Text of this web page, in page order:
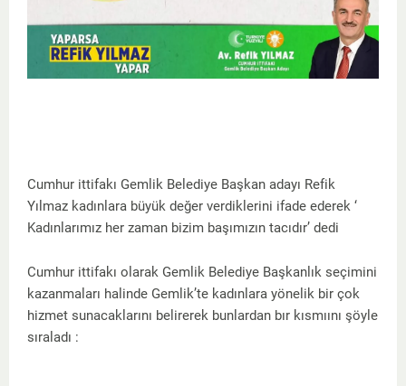
Cumhur ittifakı Gemlik Belediye Başkan adayı Refik
Yılmaz kadınlara büyük değer verdiklerini ifade ederek ‘
Kadınlarımız her zaman bizim başımızın tacıdır’ dedi
Cumhur ittifakı olarak Gemlik Belediye Başkanlık seçimini
kazanmaları halinde Gemlik’te kadınlara yönelik bir çok
hizmet sunacaklarını belirerek bunlardan bır kısmıını şöyle
sıraladı :